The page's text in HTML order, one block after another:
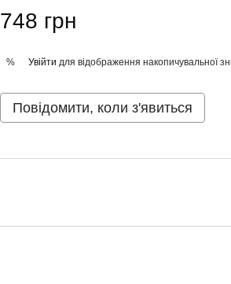
748 грн
% Увійти для відображення накопичувальної
Повідомити, коли з'явиться